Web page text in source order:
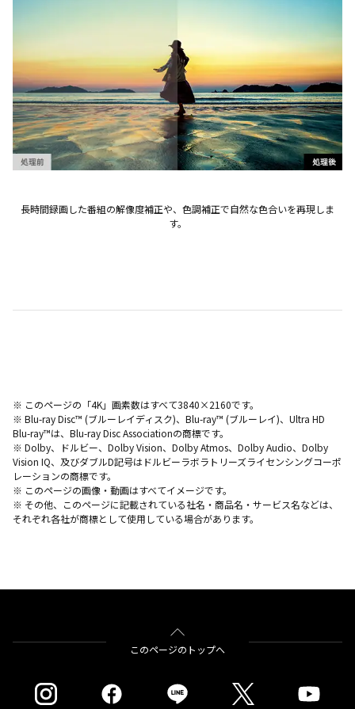
長時間録画した番組の解像度補正や、色調補正で自然な色合いを再現しま
す。
※ このページの「4K」画素数はすべて3840×2160です。
※ Blu-ray Disc™ (ブルーレイディスク)、Blu-ray™ (ブルーレイ)、Ultra HD
Blu-ray™は、Blu-ray Disc Associationの商標です。
※ Dolby、ドルビー、Dolby Vision、Dolby Atmos、Dolby Audio、Dolby
Vision IQ、及びダブルD記号はドルビーラボラトリーズライセンシングコーポ
レーションの商標です。
※ このページの画像・動画はすべてイメージです。
※ その他、このページに記載されている社名・商品名・サービス名などは、
それぞれ各社が商標として使用している場合があります。
このページのトップへ